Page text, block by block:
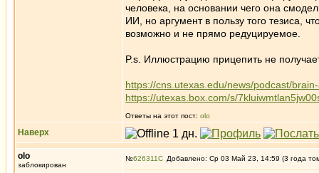
человека, на основании чего она
ИИ, но аргумент в пользу того тезиса,
возможно и не прямо редуцируемое.
P.s. Иллюстрацию прицепить не
https://cns.utexas.edu/news/podcast/
https://utexas.box.com/s/
Ответы на этот пост: olo
Наверх
olo
заблокирован
№626311 Добавлено: Ср 03 Май 23, 14:59 (3 года